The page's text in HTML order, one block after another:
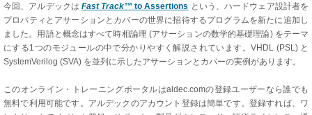
今回、アルデックはFast Track™ to Assertions という、ハードウェア設計者を
プロパティとアサーションとカバーの世界に招待するプログラムを新たに追加し
ました。用語と概念はすべて時相論理 (アサーションの数学的基礎理論) をテーマ
にする1つのモジュールの中で分かりやすく解説されています。VHDL (PSL) と
SystemVerilog (SVA) を並列に示したアサーションとカバーの実例があります。
このオンライン・トレーニングポータルはaldec.comの登録ユーザーなら誰でも
無料で利用可能です。アルデックのアカウント登録は簡単です。登録すれば、ワ